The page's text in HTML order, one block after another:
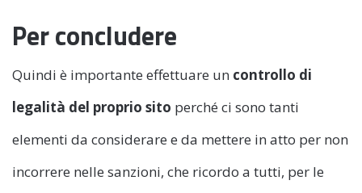
Per concludere
Quindi è importante effettuare un controllo di
legalità del proprio sito perché ci sono tanti
elementi da considerare e da mettere in atto per non
incorrere nelle sanzioni, che ricordo a tutti, per le